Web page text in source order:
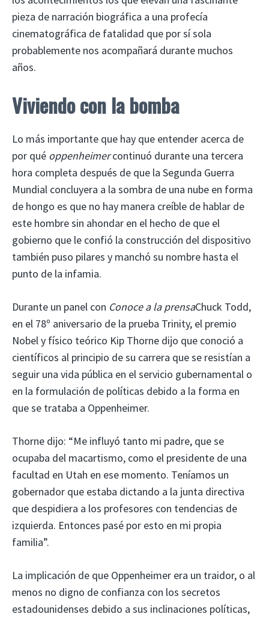
pieza de narración biográfica a una profecía
cinematográfica de fatalidad que por sí sola
probablemente nos acompañará durante muchos
años.
Viviendo con la bomba
Lo más importante que hay que entender acerca de
por qué oppenheimercontinuó durante una tercera
hora completa después de que la Segunda Guerra
Mundial concluyera a la sombra de una nube en forma
de hongo es que no hay manera creíble de hablar de
este hombre sin ahondar en el hecho de que el
gobierno que le confió la construcción del dispositivo
también puso pilares y manchó su nombre hasta el
punto de la infamia.
Durante un panel con Conoce a la prensaChuck Todd,
en el 78º aniversario de la prueba Trinity, el premio
Nobel y físico teórico Kip Thorne dijo que conoció a
científicos al principio de su carrera que se resistían a
seguir una vida pública en el servicio gubernamental o
en la formulación de políticas debido a la forma en
que se trataba a Oppenheimer.
Thorne dijo: “Me influyó tanto mi padre, que se
ocupaba del macartismo, como el presidente de una
facultad en Utah en ese momento. Teníamos un
gobernador que estaba dictando a la junta directiva
que despidiera a los profesores con tendencias de
izquierda. Entonces pasé por esto en mi propia
familia”.
La implicación de que Oppenheimer era un traidor, o al
menos no digno de confianza con los secretos
estadounidenses debido a sus inclinaciones políticas,